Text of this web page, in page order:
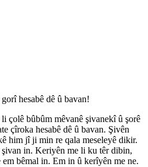
hesabê dê û bavan!
çolê bûbûm mêvanê şivanekî û şorê
çîroka hesabê dê û bavan. Şivên
him jî ji min re qala meseleyê dikir.
in. Keriyên me li ku têr dibin,
bêmal in. Em in û kerîyên me ne.